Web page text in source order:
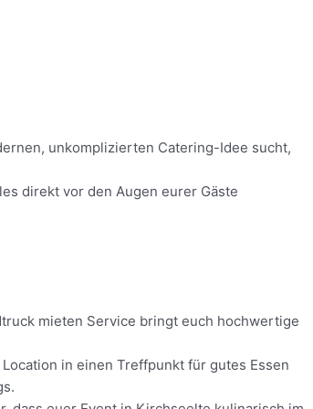
unkomplizierten Catering-Idee sucht,
direkt vor den Augen eurer Gäste
mieten Service bringt euch hochwertige
in einen Treffpunkt für gutes Essen